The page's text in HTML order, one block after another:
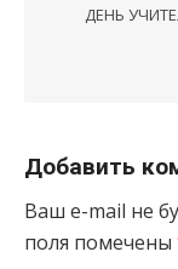
ДЕНЬ
Добавить
Ваш e-mail не
поля помечены